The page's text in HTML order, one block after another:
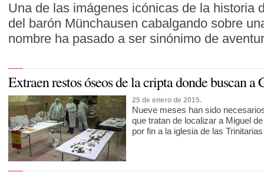
Una de las imágenes icónicas de la historia
del barón Münchausen cabalgando sobre
nombre ha pasado a ser sinónimo de
Extraen restos óseos de la cripta donde buscan a
25 de enero de 2015.
Nueve meses han sido
que tratan de localizar a Miguel
por fin a la iglesia de las